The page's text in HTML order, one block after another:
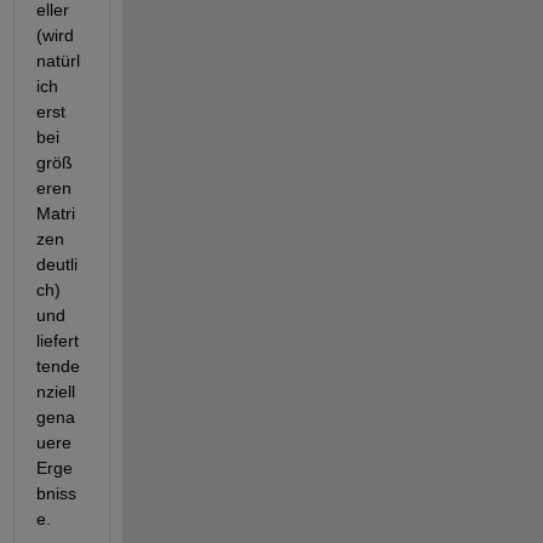
eller
(wird
natürl
ich
erst
bei
größ
eren
Matri
zen
deutli
ch)
und
liefert
tende
nziell
gena
uere
Erge
bniss
e.